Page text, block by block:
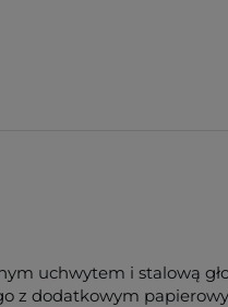
uchwytem i stalową
z dodatkowym